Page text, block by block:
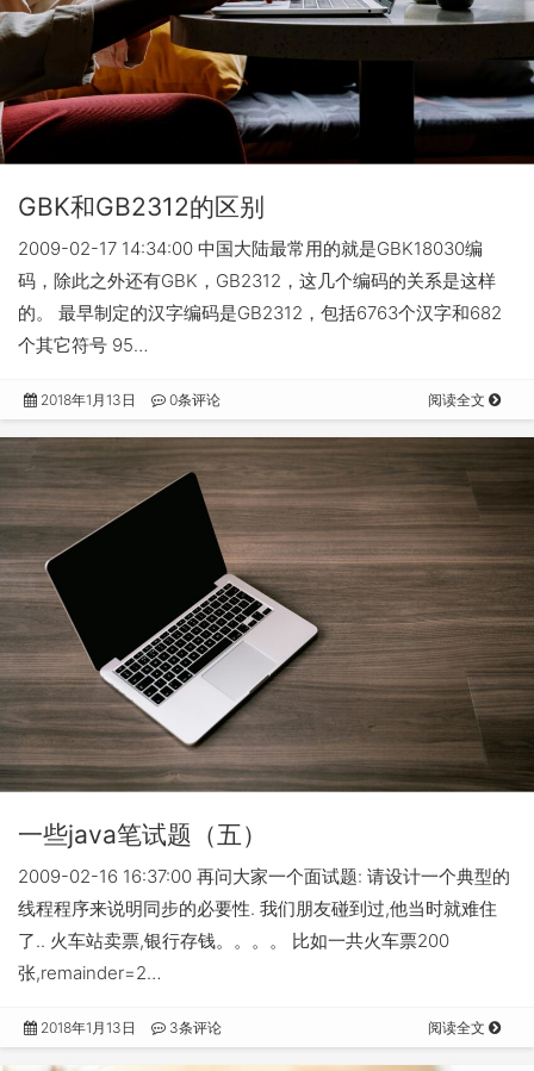
GBK和GB2312的区别
2009-02-17 14:34:00 中国大陆最常用的就是GBK18030编
码，除此之外还有GBK，GB2312，这几个编码的关系是这样
的。 最早制定的汉字编码是GB2312，包括6763个汉字和682
个其它符号 95…
2018年1月13日 0条评论 阅读全文
一些java笔试题（五）
2009-02-16 16:37:00 再问大家一个面试题: 请设计一个典型的
线程程序来说明同步的必要性. 我们朋友碰到过,他当时就难住
了.. 火车站卖票,银行存钱。。。。 比如一共火车票200
张,remainder=2…
2018年1月13日 3条评论 阅读全文